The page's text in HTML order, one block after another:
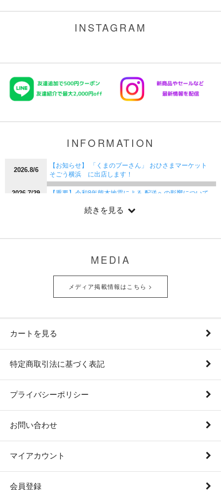
INSTAGRAM
INFORMATION
2026.8/6
【お知らせ】 「くまのプーさん」 おひさまマーケット
そごう横浜 に出店します！
2026.7/29 【重要】令和8年熊本地震による 配送への影響について
【お知らせ】Disney THE MARKET in 日本橋三越本店 に
【お知らせ】 「くまのプーさん」 おひさまマーケット
【お知らせ】Disney THE MARKET in 西武秋田店 に出店
2026.5/13
2026.5/8
DISNEY WINNIE THE POOH FESTIVAL」 日本橋三越本
店 に出店します！
2026.5/8
2026.4/14
せ
【お知らせ】 「くまのプーさん」 おひさまマーケット
【お知らせ】「ディズニープリンセス」パーティーモー
続きを見る
MEDIA
メディア掲載情報はこちら >
カートを見る
特定商取引法に基づく表記
プライバシーポリシー
お問い合わせ
マイアカウント
会員登録